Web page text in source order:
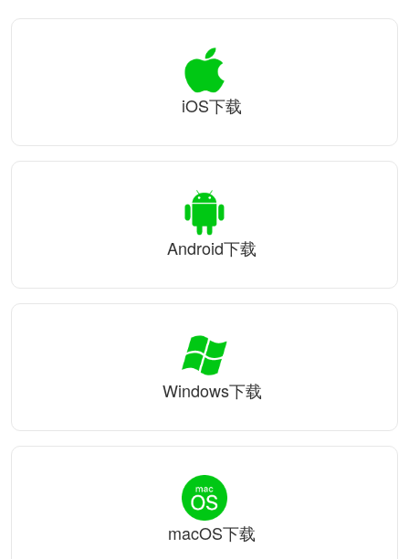
iOS下载
Android下载
Windows下载
macOS下载